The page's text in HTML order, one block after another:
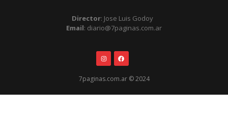
Director: Jose Luis Godoy
Email: diario@7paginas.com.ar
7paginas.com.ar © 2024